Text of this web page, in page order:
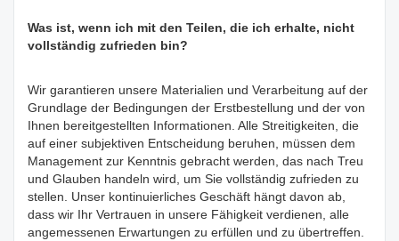
Was ist, wenn ich mit den Teilen, die ich erhalte, nicht
vollständig zufrieden bin?
Wir garantieren unsere Materialien und Verarbeitung auf der
Grundlage der Bedingungen der Erstbestellung und der von
Ihnen bereitgestellten Informationen. Alle Streitigkeiten, die
auf einer subjektiven Entscheidung beruhen, müssen dem
Management zur Kenntnis gebracht werden, das nach Treu
und Glauben handeln wird, um Sie vollständig zufrieden zu
stellen. Unser kontinuierliches Geschäft hängt davon ab,
dass wir Ihr Vertrauen in unsere Fähigkeit verdienen, alle
angemessenen Erwartungen zu erfüllen und zu übertreffen.